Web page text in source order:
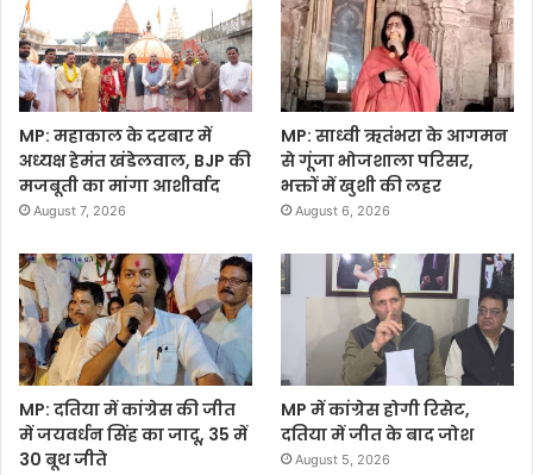
MP: महाकाल के दरबार में
अध्यक्ष हेमंत खंडेलवाल, BJP की
मजबूती का मांगा आशीर्वाद
August 7, 2026
MP: साध्वी ऋतंभरा के आगमन
से गूंजा भोजशाला परिसर,
भक्तों में खुशी की लहर
August 6, 2026
MP: दतिया में कांग्रेस की जीत
में जयवर्धन सिंह का जादू, 35 में
30 बूथ जीते
MP में कांग्रेस होगी रिसेट,
दतिया में जीत के बाद जोश
August 5, 2026